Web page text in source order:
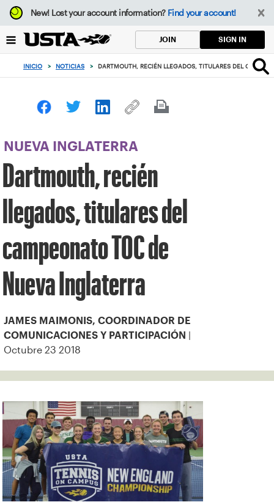
Enfoque
desde
botón
volver
principio
New!Lost your account information? Find your account!
JOIN SIGN IN
INICIO > NOTICIAS > DARTMOUTH, RECIÉN LLEGADOS, TITULARES DEL
NUEVA INGLATERRA
Dartmouth, recién
llegados, titulares del
campeonato TOC de
Nueva Inglaterra
JAMES MAIMONIS, COORDINADOR DE
COMUNICACIONES Y PARTICIPACIÓN
Octubre 23 2018